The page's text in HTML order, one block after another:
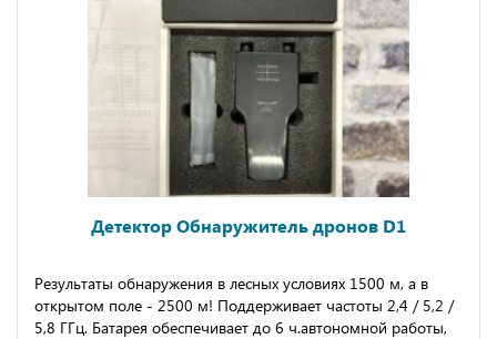
Детектор Обнаружитель дронов D1
Результаты обнаружения в лесных условиях 1500 м, а в
открытом поле - 2500 м! Поддерживает частоты 2,4 / 5,2 /
5,8 ГГц. Батарея обеспечивает до 6 ч.автономной работы,